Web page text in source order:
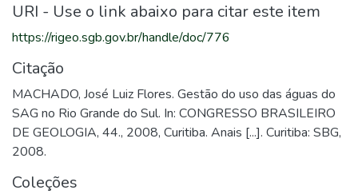
URI - Use o link abaixo para citar este item
https://rigeo.sgb.gov.br/handle/doc/776
Citação
MACHADO, José Luiz Flores. Gestão do uso das águas do
SAG no Rio Grande do Sul. In: CONGRESSO BRASILEIRO
DE GEOLOGIA, 44., 2008, Curitiba. Anais [...]. Curitiba: SBG,
2008.
Coleções